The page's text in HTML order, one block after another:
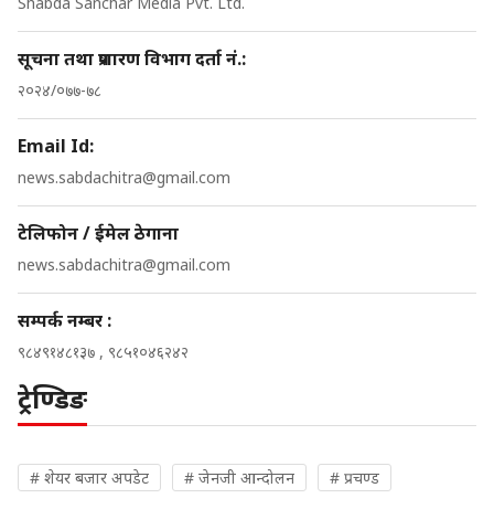
सूचना तथा प्रशारण विभाग दर्ता नं.:
२०२४/०७७-७८
Email Id:
news.sabdachitra@gmail.com
टेलिफोन / ईमेल ठेगाना
news.sabdachitra@gmail.com
सम्पर्क नम्बर :
९८४९१४८१३७ , ९८५१०४६२४२
ट्रेण्डिङ
# शेयर बजार अपडेट # जेनजी आन्दोलन # प्रचण्ड